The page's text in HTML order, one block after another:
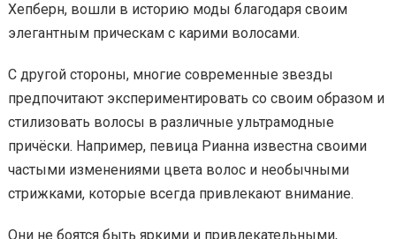
Хепберн, вошли в историю моды благодаря своим
элегантным прическам с карими волосами.
С другой стороны, многие современные звезды
предпочитают экспериментировать со своим образом и
стилизовать волосы в различные ультрамодные
причёски. Например, певица Рианна известна своими
частыми изменениями цвета волос и необычными
стрижками, которые всегда привлекают внимание.
Они не боятся быть яркими и привлекательными,